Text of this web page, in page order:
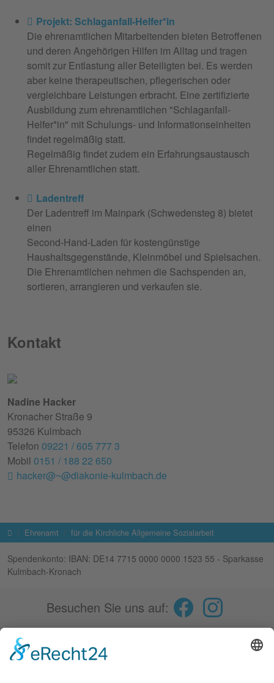
Projekt: Schlaganfall-Helfer*in
Die ehrenamtlichen Mitarbeitenden bieten Betroffenen
und deren Angehörigen Hilfen im Alltag und tragen
somit zur Entlastung aller Beteiligten bei. Es werden
aber keine therapeutischen, pflegerischen oder
vergleichbare Leistungen erbracht. Eine zertifizierte
Ausbildung zum ehrenamtlichen "Schlaganfall-
Helfer*in" mit Schulungs- und Informationseinheiten
findet regelmäßig statt.
Regelmäßig findet zudem ein Erfahrungsaustausch
aller Ehrenamtlichen statt.
Ladentreff
Der Ladentreff im Mainpark (Schwedensteg 8) bietet
einen
Second-Hand-Laden für kostengünstige
Haushaltsgegenstände, Kleinmöbel und Spielsachen.
Die Ehrenamtlichen nehmen die Sachspenden an,
sortieren, arrangieren und verkaufen sie.
Kontakt
Nadine Hacker
Kronacher Straße 9
95326 Kulmbach
Telefon 09221 / 605 777 3
Mobil 0151 / 188 22 650
hacker@~@diakonie-kulmbach.de
Startseite
Ehrenamt für die Kirchliche Allgemeine Sozialarbeit
Spendenkonto: IBAN: DE14 7715 0000 0000 1523 55 - Sparkasse
Kulmbach-Kronach
Besuchen Sie uns auf:
Fokus